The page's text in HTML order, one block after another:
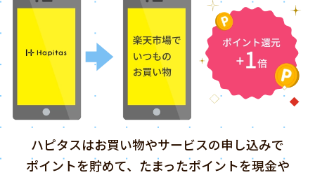
ハピタスはお買い物やサービスの申し込みで
ポイントを貯めて、たまったポイントを現金や